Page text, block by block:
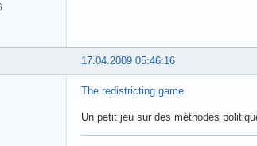
17.04.2009 05:46:16
The redistricting game
Un petit jeu sur des méthodes